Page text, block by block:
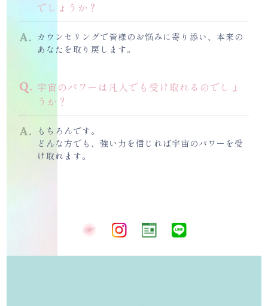
でしょうか？
カウンセリングで皆様のお悩みに寄り添い、本来の
あなたを取り戻します。
宇宙のパワーは凡人でも受け取れるのでしょ
うか？
もちろんです。
どんな方でも、強い力を信じれば宇宙のパワーを受
け取れます。
営業時間 |
前半 10:00〜17:00
定休日 | 不定休